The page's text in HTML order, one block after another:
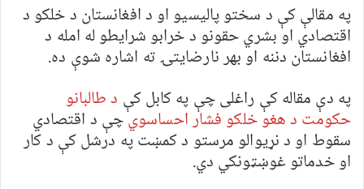
په مقالې کې د سختو پالیسیو او د افغانستان د خلکو د
اقتصادي او بشري حقونو د خرابو شرایطو له امله د
افغانستان دننه او بهر نارضایتۍ ته اشاره شوې ده.
په دې مقاله کې راغلی چې په کابل کې د طالبانو
حکومت د هغو خلکو فشار احساسويچې د اقتصادي
سقوط او د نړیوالو مرستو د کمښت په درشل کې د کار
او خدماتو غوښټونکي دي.